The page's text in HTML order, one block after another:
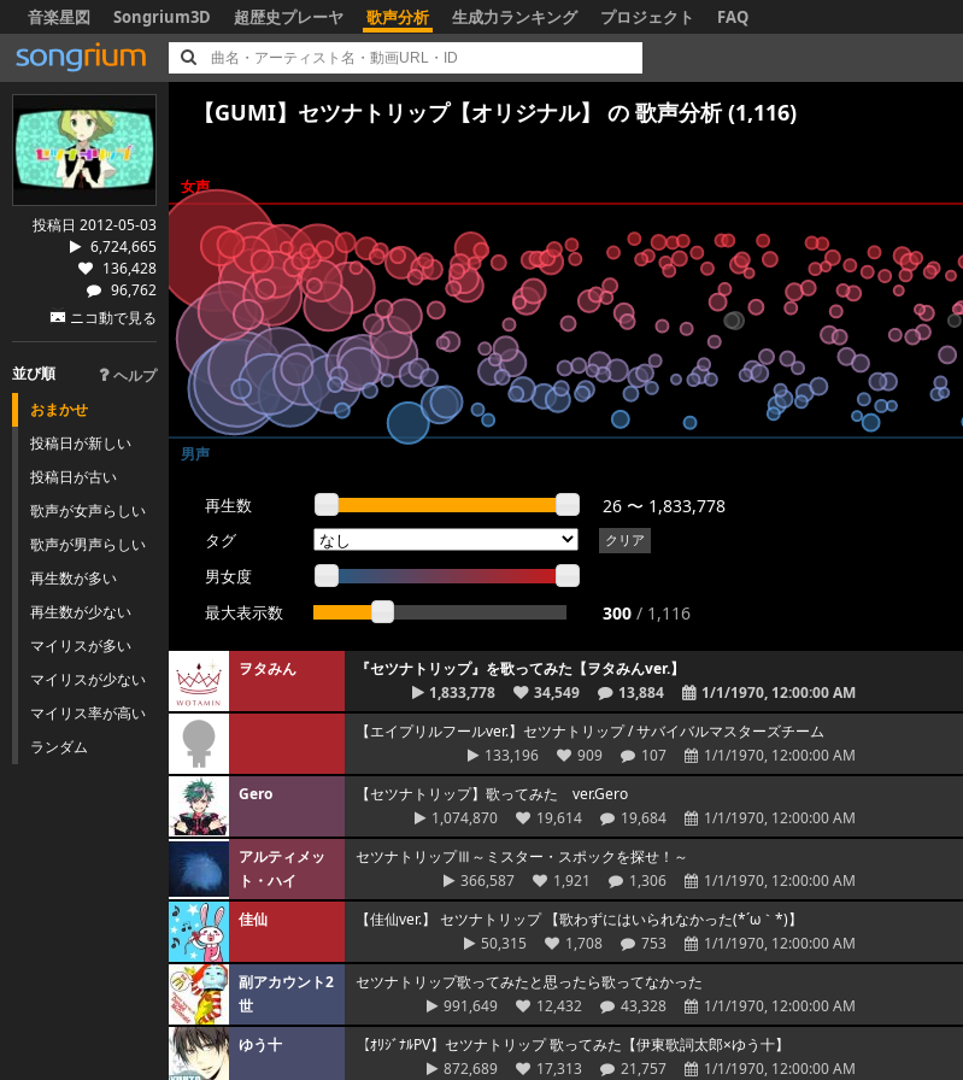
音楽星図 Songrium3D 超歴史プレーヤ 歌声分析 生成力ランキング プロジェクト FAQ
投稿日 2012-05-03
6,724,665
136,428
96,762
ニコ動で見る
並び順
ヘルプ
おまかせ
投稿日が新しい
投稿日が古い
歌声が女声らしい
歌声が男声らしい
再生数が多い
再生数が少ない
マイリスが多い
マイリスが少ない
マイリス率が高い
ランダム
【GUMI】セツナトリップ【オリジナル】 の 歌声分析 (1,116)
女声
男声
再生数 26 〜 1,833,778
タグ クリア
男女度
最大表示数
300 / 1,116
ヲタみん
『セツナトリップ』を歌ってみた【ヲタみんver.】
1,833,778
34,549 13,884
1/1/1970, 12:00:00 AM
【エイプリルフールver.】セツナトリップ / サバイバルマスターズチーム
133,196
909 107
1/1/1970, 12:00:00 AM
Gero
【セツナトリップ】歌ってみた ver.Gero
1,074,870
19,614 19,684
1/1/1970, 12:00:00 AM
アルティメッ
ト・ハイ
セツナトリップⅢ～ミスター・スポックを探せ！～
366,587
1,921 1,306
1/1/1970, 12:00:00 AM
佳仙
【佳仙ver.】 セツナトリップ 【歌わずにはいられなかった(*´ω｀*)】
50,315
1,708 753
1/1/1970, 12:00:00 AM
副アカウント2
世
セツナトリップ歌ってみたと思ったら歌ってなかった
991,649
12,432 43,328
1/1/1970, 12:00:00 AM
ゆう十
【ｵﾘｼﾞﾅﾙPV】セツナトリップ 歌ってみた【伊東歌詞太郎×ゆう十】
872,689
17,313 21,757 1/1/1970, 12:00:00 AM